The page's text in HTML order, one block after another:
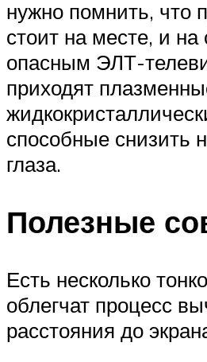
нужно помнить, что
стоит на месте, и на
опасным ЭЛТ-
приходят
способные снизить
глаза.
Полезные
Есть несколько
облегчат процесс
расстояния до